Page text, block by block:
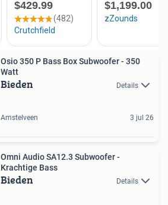
Osio 350 P Bass Box Subwoofer - 350
Watt
Bieden Details
Amstelveen 3 jul 26
Omni Audio SA12.3 Subwoofer -
Krachtige Bass
Bieden Details